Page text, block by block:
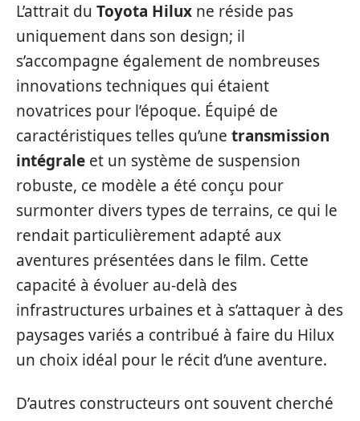
L’attrait du Toyota Hilux ne réside pas
uniquement dans son design; il
s’accompagne également de nombreuses
innovations techniques qui étaient
novatrices pour l’époque. Équipé de
caractéristiques telles qu’une transmission
intégrale et un système de suspension
robuste, ce modèle a été conçu pour
surmonter divers types de terrains, ce qui le
rendait particulièrement adapté aux
aventures présentées dans le film. Cette
capacité à évoluer au-delà des
infrastructures urbaines et à s’attaquer à des
paysages variés a contribué à faire du Hilux
un choix idéal pour le récit d’une aventure.
D’autres constructeurs ont souvent cherché